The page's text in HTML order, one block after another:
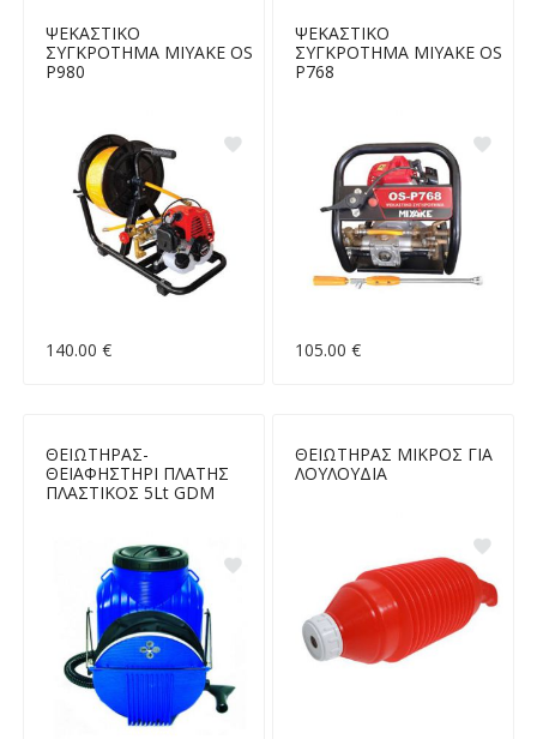
ΨΕΚΑΣΤΙΚΟ
ΣΥΓΚΡΟΤΗΜΑ MIYAKE OS
P980
140.00 €
ΨΕΚΑΣΤΙΚΟ
ΣΥΓΚΡΟΤΗΜΑ MIYAKE OS
P768
105.00 €
ΘΕΙΩΤΗΡΑΣ-
ΘΕΙΑΦΗΣΤΗΡΙ ΠΛΑΤΗΣ
ΠΛΑΣΤΙΚΟΣ 5Lt GDM
ΘΕΙΩΤΗΡΑΣ ΜΙΚΡΟΣ ΓΙΑ
ΛΟΥΛΟΥΔΙΑ